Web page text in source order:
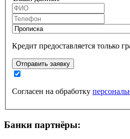
Кредит предоставляется только
Отправить заявку
Согласен на обработку
Банки партнёры: